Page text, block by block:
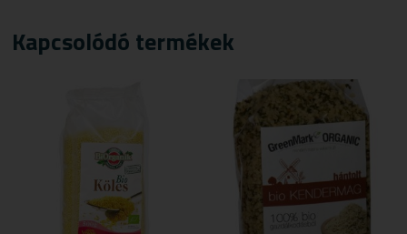
Kapcsolódó termékek